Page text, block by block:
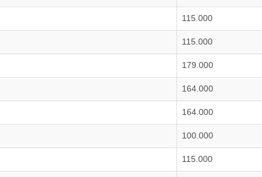
115.000
115.000
179.000
164.000
164.000
100.000
115.000